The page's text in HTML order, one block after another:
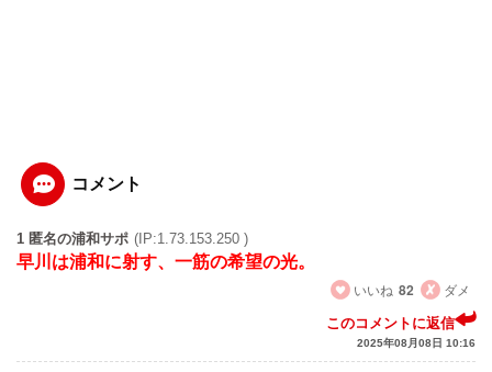
コメント
1 匿名の浦和サポ (IP:1.73.153.250 )
早川は浦和に射す、一筋の希望の光。
いいね 82 ダメ
このコメントに返信
2025年08月08日 10:16